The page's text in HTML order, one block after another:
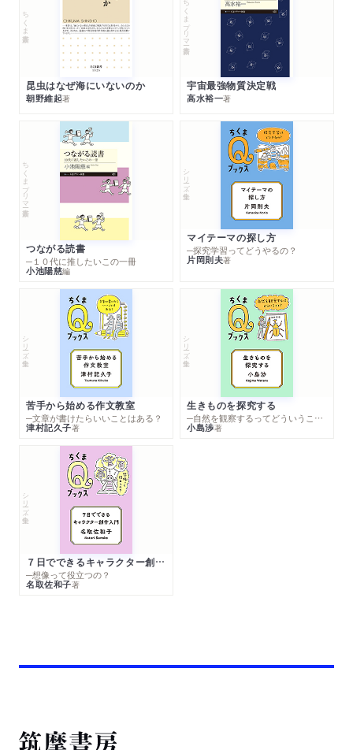
ちくま新書
昆虫はなぜ海にいないのか
朝野維起著
ちくまプリマー新書
宇宙最強物質決定戦
高水裕一著
ちくまプリマー新書
つながる読書
─１０代に推したいこの一冊
小池陽慈編
シリーズ・全集
マイテーマの探し方
─探究学習ってどうやるの？
片岡則夫著
シリーズ・全集
苦手から始める作文教室
─文章が書けたらいいことはある？
津村記久子著
シリーズ・全集
生きものを探究する
─自然を観察するってどういうこと？
小島渉著
シリーズ・全集
７日でできるキャラクター創作入門
─想像って役立つの？
名取佐和子著